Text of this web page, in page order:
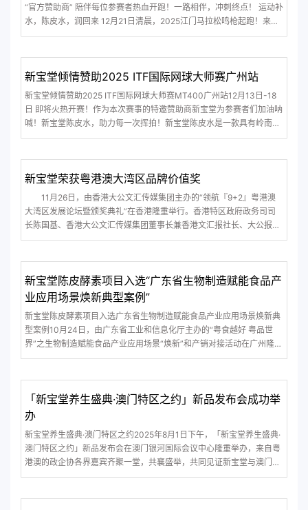
“官方赞助商” 陪伴每位参赛者热血开跑！一路相伴，冲刺终点！ 运动补
水，陈皮水，润回来 12月21日清晨，2025江门马拉松鸣枪起跑！来自
全国各地的1.5万名参赛者从江门五邑华侨广场出发！赛道沿途西江碧水
新宝堂倾情赞助2025 ITF国际网球大师赛广州站
新宝堂倾情赞助2025 ITF国际网球大师赛MT400广州站12月13日-18
日 即将火热开赛！作为本次赛事的特邀赞助商新宝堂为参赛者们加油呐
喊！新宝堂陈皮水，助力每一次挥拍！新宝堂陈皮水是一款具有岭南特
色的健康饮品，甄选国家地理标志保护产品——十年道地新会陈皮制作
新宝堂荣获粤港澳大湾区品牌价值奖
11月26日，由香港大公文汇传媒集团主办的“领航『9+2』粤港澳
大湾区发展论坛暨颁奖典礼”在香港隆重举行。香港特区政府政务司司
长陈国基、香港大公文汇传媒集团董事长兼香港文汇报社长、大公报社
长李大宏等领导出席发展论坛暨颁奖典礼活动。百年中华老字号品牌新
新宝堂陈皮酵素项目入选“广东省生物制造赋能食品产
业应用场景焕新典型案例”
新宝堂陈皮酵素项目入选广东省生物制造赋能食品产业应用场景焕新典
型案例10月24日，由广东省工业和信息化厅主办的“粤食越好 粤品世
界”之生物制造赋能食品产业应用场景“焕新”和产销对接活动在广州隆重
举行。新宝堂陈皮酵素项目入选首批“生物制造赋能食品产业应用场景
「新宝堂养生盛典·澳门特区之约」新品发布会成功举
办
新宝堂养生盛典·澳门特区之约2025年8月1日下午，「新宝堂养生盛典·
澳门特区之约」新品发布会在澳门银河国际会议中心隆重举办，来自粤
港澳的政企协各界嘉宾齐聚一堂，共襄盛举，共同见证新宝堂与澳门特
区深度合作的里程碑时刻。本次发布的5款养生新品为澳门制造产品，